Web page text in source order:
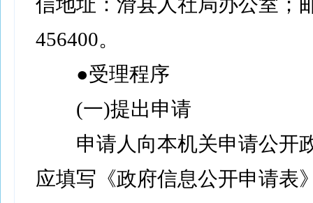
456400。
●受理程序
(一)提出申请
申请人向本机关申请公开
应填写《政府信息公开申请表